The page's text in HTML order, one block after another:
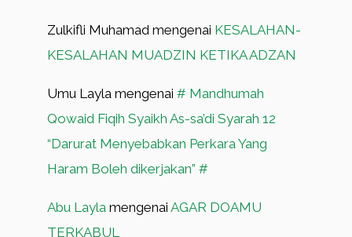
Zulkifli Muhamad mengenai KESALAHAN-
KESALAHAN MUADZIN KETIKA ADZAN
Umu Layla mengenai # Mandhumah
Qowaid Fiqih Syaikh As-sa’di Syarah 12
“Darurat Menyebabkan Perkara Yang
Haram Boleh dikerjakan” #
Abu Layla mengenai AGAR DOAMU
TERKABUL